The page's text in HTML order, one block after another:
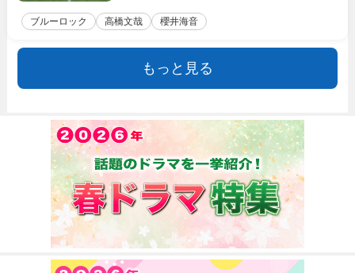
ブルーロック 高橋文哉 櫻井海音
もっと見る